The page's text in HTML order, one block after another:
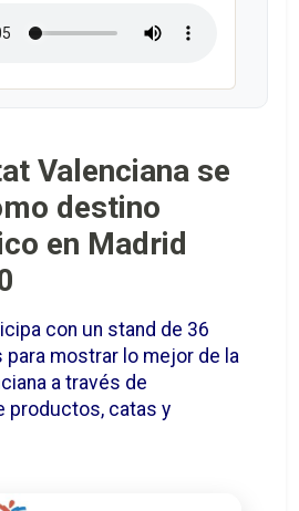
Valenciana se
destino
en Madrid
con un stand de 36
mostrar lo mejor de la
a través de
productos, catas y